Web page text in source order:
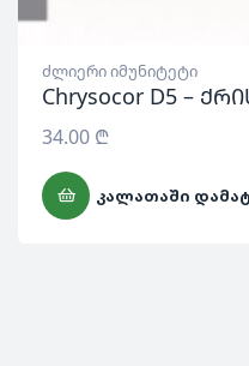
ძლიერი იმუნიტეტი
Chrysocor D5 –
34.00 ₾
ᲙᲐᲚᲐᲗᲐᲨᲘ